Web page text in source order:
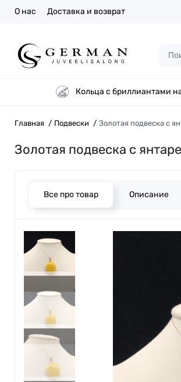
О нас Доставка и возврат
Кольца с бриллиантами
Главная Подвески Золотая подвеска с
Золотая подвеска с
Все про товар Описание